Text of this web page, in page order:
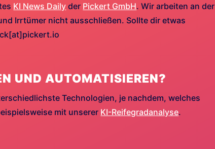
KI News Daily der Pickert GmbH. Wir arbeiten an der
Irrtümer nicht ausschließen. Sollte dir etwas
UND AUTOMATISIEREN?
Technologien, je nachdem, welches
mit unserer KI-Reifegradanalyse.